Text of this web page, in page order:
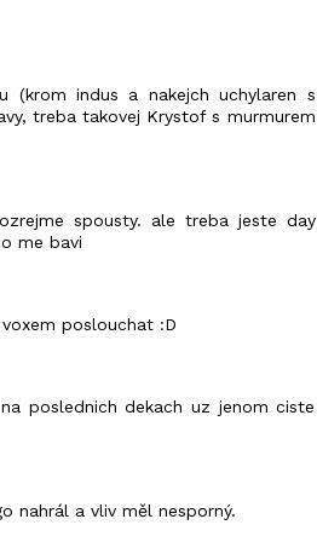
(krom indus a nakejch uchylaren s
treba takovej Krystof s murmurem
spousty. ale treba jeste day
me bavi
poslouchat :D
poslednich dekach uz jenom ciste
nahrál a vliv měl nesporný.